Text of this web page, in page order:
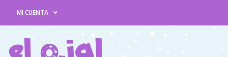
MI CUENTA